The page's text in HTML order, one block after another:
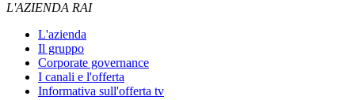
L'AZIENDA RAI
L'azienda
Il gruppo
Corporate governance
I canali e l'offerta
Informativa sull'offerta tv